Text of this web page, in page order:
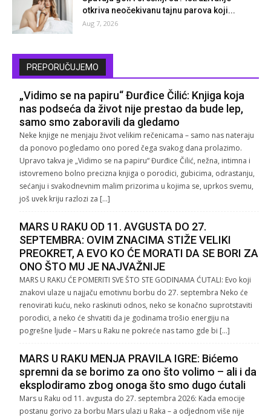
otkriva neočekivanu tajnu parova koji...
Aug 7, 2026
PREPORUČUJEMO
„Vidimo se na papiru“ Đurđice Čilić: Knjiga koja
nas podseća da život nije prestao da bude lep,
samo smo zaboravili da gledamo
Neke knjige ne menjaju život velikim rečenicama – samo nas nateraju
da ponovo pogledamo ono pored čega svakog dana prolazimo.
Upravo takva je „Vidimo se na papiru“ Đurđice Čilić, nežna, intimna i
istovremeno bolno precizna knjiga o porodici, gubicima, odrastanju,
sećanju i svakodnevnim malim prizorima u kojima se, uprkos svemu,
još uvek kriju razlozi za […]
MARS U RAKU OD 11. AVGUSTA DO 27.
SEPTEMBRA: OVIM ZNACIMA STIŽE VELIKI
PREOKRET, A EVO KO ĆE MORATI DA SE BORI ZA
ONO ŠTO MU JE NAJVAŽNIJE
MARS U RAKU ĆE POMERITI SVE ŠTO STE GODINAMA ĆUTALI: Evo koji
znakovi ulaze u najjaču emotivnu borbu do 27. septembra Neko će
renovirati kuću, neko raskinuti odnos, neko se konačno suprotstaviti
porodici, a neko će shvatiti da je godinama trošio energiju na
pogrešne ljude – Mars u Raku ne pokreće nas tamo gde bi […]
MARS U RAKU MENJA PRAVILA IGRE: Bićemo
spremni da se borimo za ono što volimo – ali i da
eksplodiramo zbog onoga što smo dugo ćutali
Mars u Raku od 11. avgusta do 27. septembra 2026: Kada emocije
postanu gorivo za borbu Mars ulazi u Raka – a odjednom više nije